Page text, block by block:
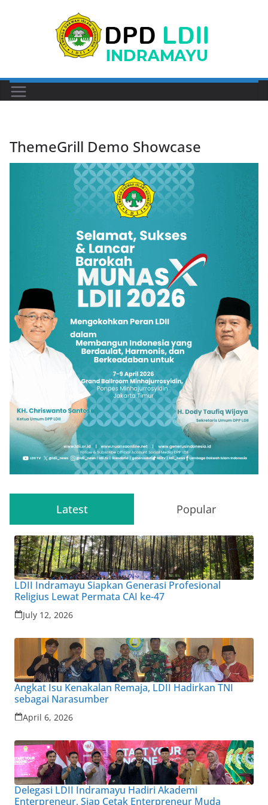
ThemeGrill Demo Showcase
Latest Popular
LDII Indramayu Siapkan Generasi Profesional
Religius Lewat Permata CAI ke-47
July 12, 2026
Angkat Isu Kenakalan Remaja, LDII Hadirkan TNI
sebagai Narasumber
April 6, 2026
Delegasi LDII Indramayu Hadiri Akademi
Enterpreneur, Siap Cetak Enterpreneur Muda